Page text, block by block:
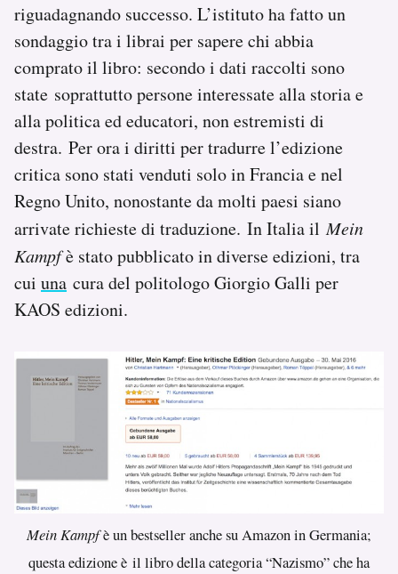
riguadagnando successo. L’istituto ha fatto un
sondaggio tra i librai per sapere chi abbia
comprato il libro: secondo i dati raccolti sono
state soprattutto persone interessate alla storia e
alla politica ed educatori, non estremisti di
destra. Per ora i diritti per tradurre l’edizione
critica sono stati venduti solo in Francia e nel
Regno Unito, nonostante da molti paesi siano
arrivate richieste di traduzione. In Italia ilMein
Kampfè stato pubblicato in diverse edizioni, tra
cui una cura del politologo Giorgio Galli per
KAOS edizioni.
Mein Kampfè un bestseller anche su Amazon in Germania;
questa edizione è il libro della categoria “Nazismo” che ha